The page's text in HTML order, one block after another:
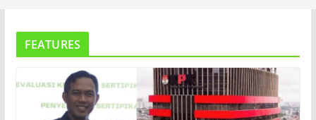
FEATURES